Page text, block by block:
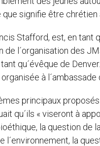
signifie être
Stafford, est, en
de l´organisation des
qu´évêque de
à l´ambassade
principaux
qu´ils « viseront à
la question de
l´environnement, la